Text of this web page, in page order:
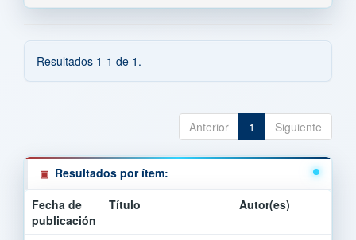
Resultados 1-1 de 1.
Anterior 1 Siguiente
Resultados por ítem:
Fecha de
publicación
Título Autor(es)